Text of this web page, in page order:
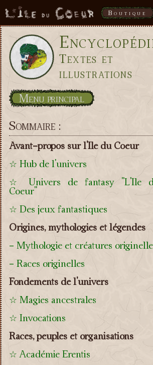
Boutique
Textes et
illustrations
Menu principal
Sommaire :
Avant-propos sur l'Ile du Coeur
☆ Hub de l'univers
☆ Univers de fantasy "L'Ile
Coeur"
☆ Des jeux fantastiques
Origines, mythologies et légendes
- Mythologie et créatures
- Races originelles
Fondements de l'univers
☆ Magies ancestrales
☆ Invocations
Races, peuples et organisations
☆ Académie Erentis